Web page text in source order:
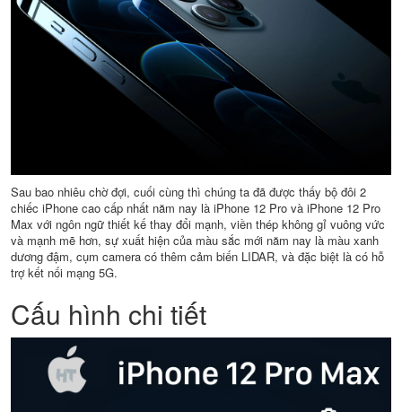
Sau bao nhiêu chờ đợi, cuối cùng thì chúng ta đã được thấy bộ đôi 2
chiếc iPhone cao cấp nhất năm nay là iPhone 12 Pro và iPhone 12 Pro
Max với ngôn ngữ thiết kế thay đổi mạnh, viền thép không gỉ vuông vức
và mạnh mẽ hơn, sự xuất hiện của màu sắc mới năm nay là màu xanh
dương đậm, cụm camera có thêm cảm biến LIDAR, và đặc biệt là có hỗ
trợ kết nối mạng 5G.
Cấu hình chi tiết